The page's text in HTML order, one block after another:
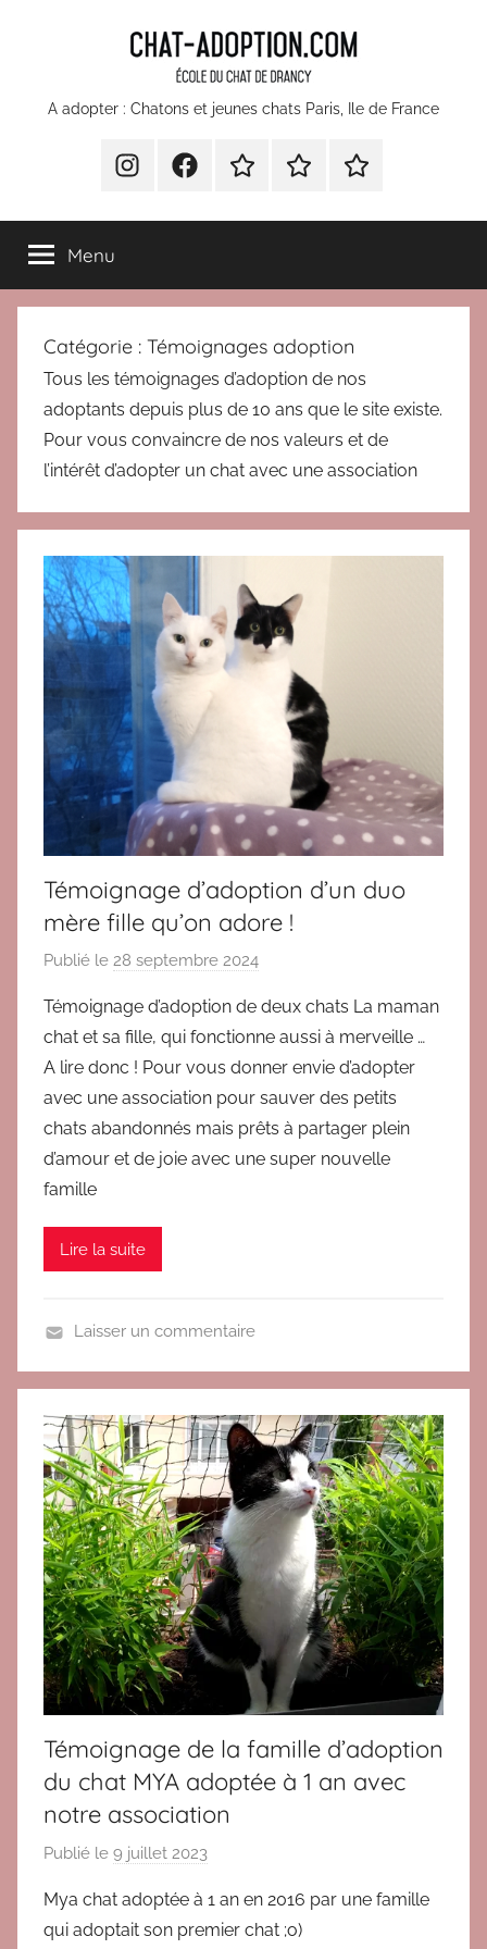
chatons
jeunes
chats
adopter
Paris
A adopter : Chatons et jeunes chats Paris, Ile de France
INSTA FacebookDevenir
pour
du
Drancy
Comment
un
à
du
Chat
de
Drancy
?
Nos
Menu
Catégorie : Témoignages adoption
Tous les témoignages d’adoption de nos
adoptants depuis plus de 10 ans que le site existe.
Pour vous convaincre de nos valeurs et de
l’intérêt d’adopter un chat avec une association
Témoignage d’adoption d’un duo
mère fille qu’on adore !
Publié le 28 septembre 2024
r
B
r
i
g
i
Témoignage d’adoption de deux chats La maman
chat et sa fille, qui fonctionne aussi à merveille …
A lire donc ! Pour vous donner envie d’adopter
avec une association pour sauver des petits
chats abandonnés mais prêts à partager plein
d’amour et de joie avec une super nouvelle
famille
Lire la suite
l
o
g
,
T
é
m
o
i
g
n
a
e
s
a
p
t
Laisser un commentaire
Témoignage de la famille d’adoption
du chat MYA adoptée à 1 an avec
notre association
Publié le 9 juillet 2023
r
B
Mya chat adoptée à 1 an en 2016 par une famille
qui adoptait son premier chat ;o)